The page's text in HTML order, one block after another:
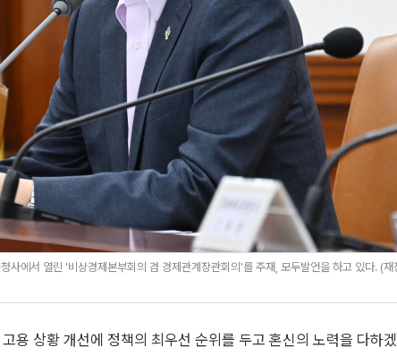
에서 열린 '비상경제본부회의 겸 경제관계장관회의'를 주재, 모두발언을 하고 있다. (재
용 상황 개선에 정책의 최우선 순위를 두고 혼신의 노력을 다하겠